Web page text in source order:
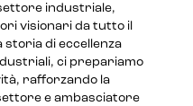
industriale,
visionari da tutto il
storia di eccellenza
ci prepariamo
rafforzando la
e ambasciatore